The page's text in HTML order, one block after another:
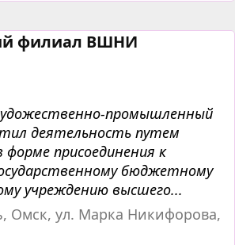
филиал ВШНИ
промышленный
деятельность путем
форме присоединения к
бюджетному
учреждению высшего...
Омск, ул. Марка Никифорова,